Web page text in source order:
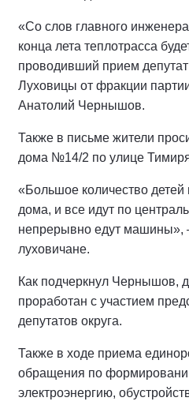
«Со слов главного
конца лета теплотрасса
проводивший прием депутат
Луховицы от фракции
Анатолий Чернышов.
Также в письме жители
дома №14/2 по улице
«Большое количество детей
дома, и все идут по
непрерывно едут машины»,
луховичане.
Как подчеркнул Чернышов,
проработан с участием
депутатов округа.
Также в ходе приема
обращения по
электроэнергию,